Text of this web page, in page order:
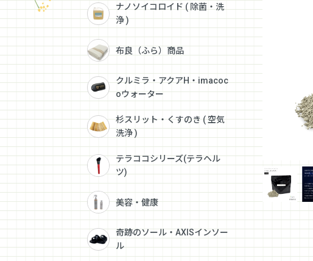
ナノソイコロイド ( 除菌・洗
浄 )
布良（ふら）商品
クルミラ・アクアH・imacoc
oウォーター
杉スリット・くすのき ( 空気
洗浄 )
テラココシリーズ(テラヘル
ツ)
美容・健康
奇跡のソール・AXISインソー
ル